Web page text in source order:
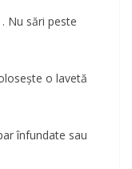
Nu sări peste
o lavetă
înfundate sau